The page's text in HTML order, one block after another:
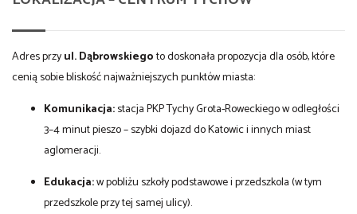
Adres przyul. Dąbrowskiegoto doskonała propozycja dla osób, które
cenią sobie bliskość najważniejszych punktów miasta:
Komunikacja:stacja PKP Tychy Grota-Roweckiego w odległości
3–4 minut pieszo – szybki dojazd do Katowic i innych miast
aglomeracji.
Edukacja:w pobliżu szkoły podstawowe i przedszkola (w tym
przedszkole przy tej samej ulicy).